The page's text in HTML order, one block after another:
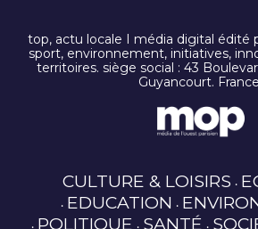
top, actu locale I média digital édité
sport, environnement, initiatives,
territoires. siège social : 43
Guyancourt.
CULTURE & LOISIRS
EDUCATION
POLITIQUE SANTÉ